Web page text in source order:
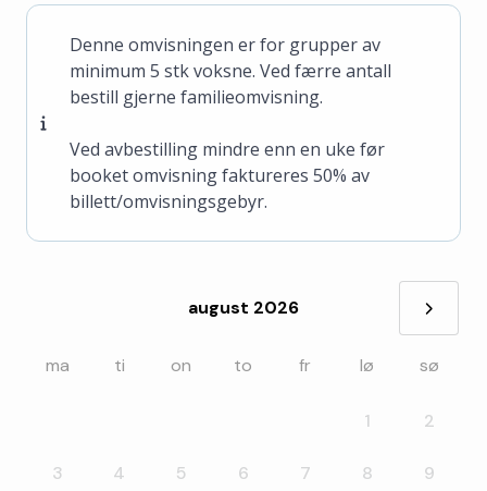
Denne omvisningen er for grupper av
minimum 5 stk voksne. Ved færre antall
bestill gjerne familieomvisning.
Ved avbestilling mindre enn en uke før
booket omvisning faktureres 50% av
billett/omvisningsgebyr.
august 2026 »
ma ti on to fr lø sø
1 2
3 4 5 6 7 8 9